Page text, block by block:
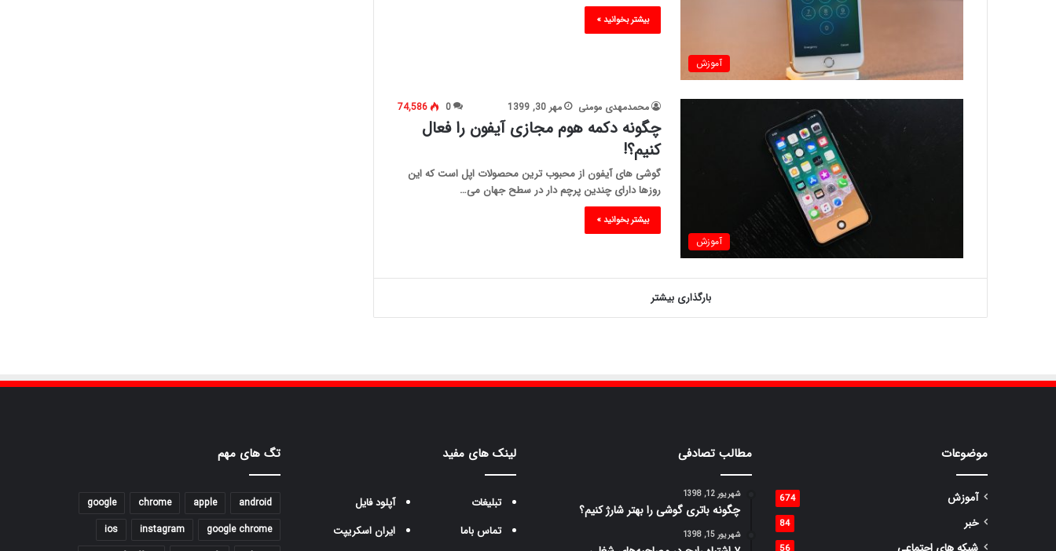
آموزش
بیشتر بخوانید »
آموزش
محمدمهدی مومنی مهر 30, 1399 0
74,586
چگونه دکمه هوم مجازی آیفون را فعال
کنیم؟!
گوشی های آیفون از محبوب ترین محصولات اپل است که این
روزها دارای چندین پرچم دار در سطح جهان می…
بیشتر بخوانید »
بارگذاری بیشتر
موضوعات
آموزش 674
خبر 84
مطالب تصادفی
شهریور 12, 1398
چگونه باتری گوشی را بهتر شارژ کنیم؟
شهریور 15, 1398
لینک های مفید
تبلیغات
آپلود فایل
تماس باما
ایران اسکریپت
تگ های مهم
android
apple
chrome
google
google chrome
instagram
ios